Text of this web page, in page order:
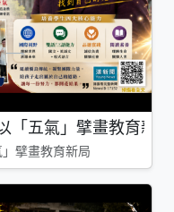
「五氣」擘畫教育新局
擘畫教育新局